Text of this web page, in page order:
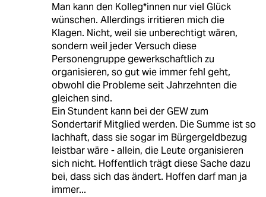
Man kann den Kolleg*innen nur viel Glück
wünschen. Allerdings irritieren mich die
Klagen. Nicht, weil sie unberechtigt wären,
sondern weil jeder Versuch diese
Personengruppe gewerkschaftlich zu
organisieren, so gut wie immer fehl geht,
obwohl die Probleme seit Jahrzehnten die
gleichen sind.
Ein Stundent kann bei der GEW zum
Sondertarif Mitglied werden. Die Summe ist so
lachhaft, dass sie sogar im Bürgergeldbezug
leistbar wäre - allein, die Leute organisieren
sich nicht. Hoffentlich trägt diese Sache dazu
bei, dass sich das ändert. Hoffen darf man ja
immer...